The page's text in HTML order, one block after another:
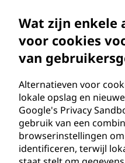
Wat zijn enkele
voor cookies
van
Alternatieven voor
lokale opslag en
Google's Privacy
gebruik van een
browserinstellingen
identificeren, terwijl